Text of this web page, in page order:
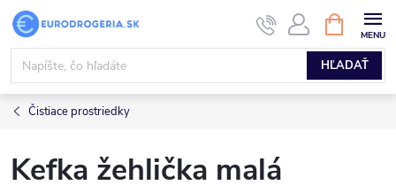
Prejsť
obsah
HĽADAŤ
KOŠÍK
Čistiace prostriedky
Kefka žehlička malá